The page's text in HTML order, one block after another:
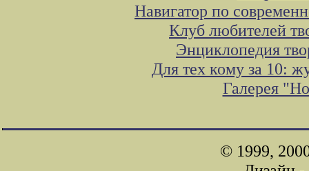
Навигатор по
Клуб любителей
Энциклопедия
Для тех кому за 10:
Галерея
© 1999,